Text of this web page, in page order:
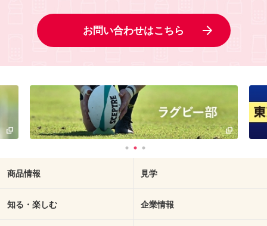
お問い合わせはこちら
商品情報 見学
知る・楽しむ 企業情報